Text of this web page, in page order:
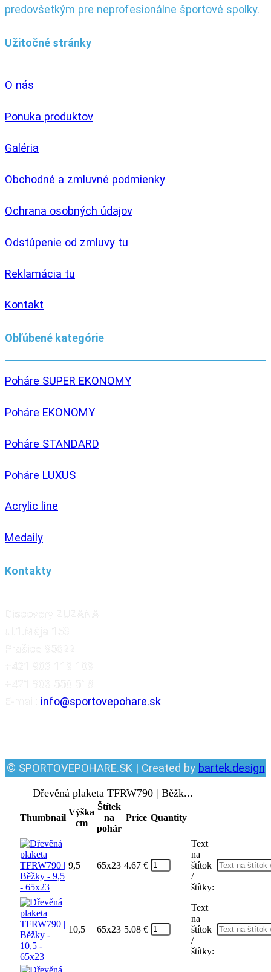
predovšetkým pre neprofesionálne športové spolky.
Užitočné stránky
O nás
Ponuka produktov
Galéria
Obchodné a zmluvné podmienky
Ochrana osobných údajov
Odstúpenie od zmluvy tu
Reklamácia tu
Kontakt
Obľúbené kategórie
Poháre SUPER EKONOMY
Poháre EKONOMY
Poháre STANDARD
Poháre LUXUS
Acrylic line
Medaily
Kontakty
info@sportovepohare.sk
© SPORTOVEPOHARE.SK | Created by bartek.design
Dřevěná plaketa TFRW790 | Běžk...
Thumbnail
Výška
cm
Štítek
na
pohár
Price Quantity
9,5 65x23 4.67 €
Text
na
štítok
/
štítky:
10,5 65x23 5.08 €
Text
na
štítok
/
štítky: